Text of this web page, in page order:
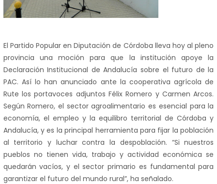
El Partido Popular en Diputación de Córdoba lleva hoy al pleno
provincia una moción para que la institución apoye la
Declaración Institucional de Andalucía sobre el futuro de la
PAC. Así lo han anunciado ante la cooperativa agrícola de
Rute los portavoces adjuntos Félix Romero y Carmen Arcos.
Según Romero, el sector agroalimentario es esencial para la
economía, el empleo y la equilibro territorial de Córdoba y
Andalucía, y es la principal herramienta para fijar la población
al territorio y luchar contra la despoblación. “Si nuestros
pueblos no tienen vida, trabajo y actividad económica se
quedarán vacíos, y el sector primario es fundamental para
garantizar el futuro del mundo rural”, ha señalado.